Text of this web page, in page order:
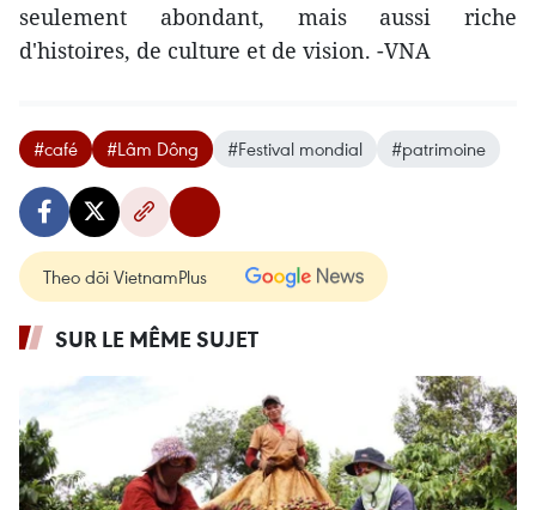
seulement abondant, mais aussi riche
d'histoires, de culture et de vision. -VNA
#café #Lâm Dông #Festival mondial #patrimoine
Theo dõi VietnamPlus
SUR LE MÊME SUJET